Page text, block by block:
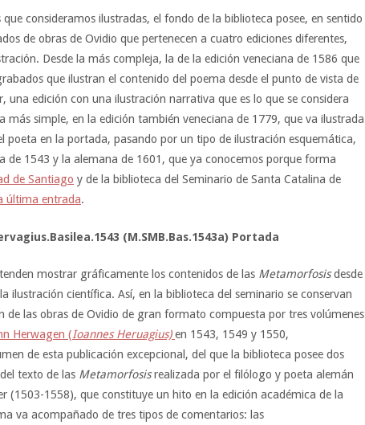
consideramos ilustradas, el fondo de la biblioteca posee, en sentido
de obras de Ovidio que pertenecen a cuatro ediciones diferentes,
Desde la más compleja, la de la edición veneciana de 1586 que
que ilustran el contenido del poema desde el punto de vista de
una edición con una ilustración narrativa que es lo que se considera
más simple, en la edición también veneciana de 1779, que va ilustrada
poeta en la portada, pasando por un tipo de ilustración esquemática,
de 1543 y la alemana de 1601, que ya conocemos porque forma
de Santiago y de la biblioteca del Seminario de Santa Catalina de
última entrada.
(M.SMB.Bas.1543a) Portada
mostrar gráficamente los contenidos de las Metamorfosisdesde
ilustración científica. Así, en la biblioteca del seminario se conservan
de las obras de Ovidio de gran formato compuesta por tres volúmenes
Herwagen (Ioannes Heruagius) en 1543, 1549 y 1550,
de esta publicación excepcional, del que la biblioteca posee dos
texto de las Metamorfosisrealizada por el filólogo y poeta alemán
(1503-1558), que constituye un hito en la edición académica de la
va acompañado de tres tipos de comentarios: las